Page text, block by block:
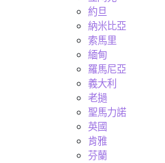
約旦
納米比亞
索馬里
緬甸
羅馬尼亞
義大利
老撾
聖馬力諾
英國
肯雅
芬蘭